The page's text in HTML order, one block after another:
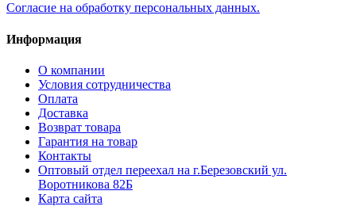
Согласие на обработку персональных данных.
Информация
О компании
Условия сотрудничества
Оплата
Доставка
Возврат товара
Гарантия на товар
Контакты
Оптовый отдел переехал на г.Березовский ул.
Воротникова 82Б
Карта сайта